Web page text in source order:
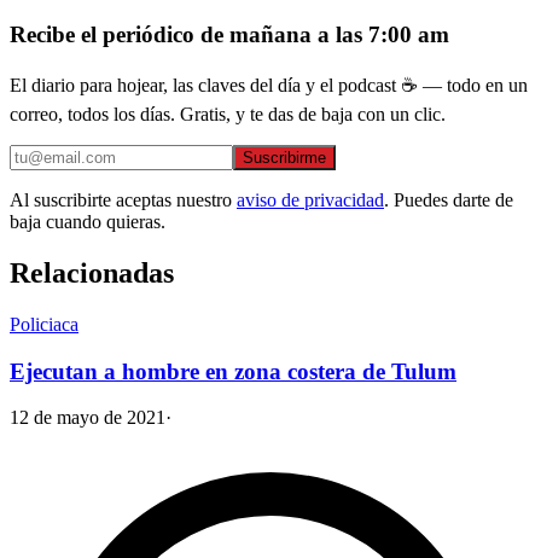
Recibe el periódico de mañana a las 7:00 am
El diario para hojear, las claves del día y el podcast ☕ — todo en un
correo, todos los días. Gratis, y te das de baja con un clic.
Suscribirme
Al suscribirte aceptas nuestro aviso de privacidad. Puedes darte de
baja cuando quieras.
Relacionadas
Policiaca
Ejecutan a hombre en zona costera de Tulum
12 de mayo de 2021 ·